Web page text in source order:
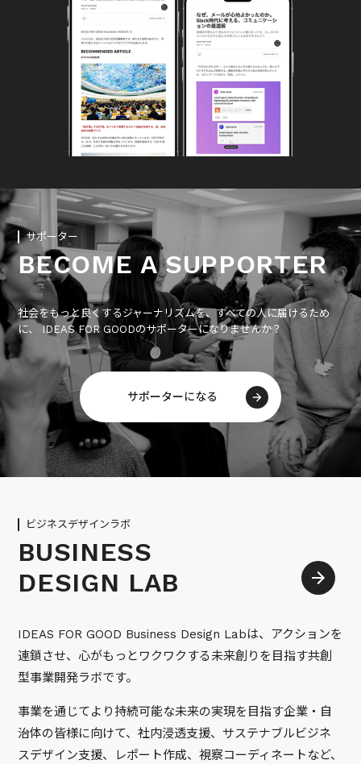
サポーター
BECOME A SUPPORTER
社会をもっと良くするジャーナリズムを、すべての人に届けるため
に、 IDEAS FOR GOODのサポーターになりませんか？
サポーターになる
ビジネスデザインラボ
BUSINESS
DESIGN LAB
IDEAS FOR GOOD Business Design Labは、アクションを
連鎖させ、心がもっとワクワクする未来創りを目指す共創
型事業開発ラボです。
事業を通じてより持続可能な未来の実現を目指す企業・自
治体の皆様に向けて、社内浸透支援、サステナブルビジネ
スデザイン支援、レポート作成、視察コーディネートなど、